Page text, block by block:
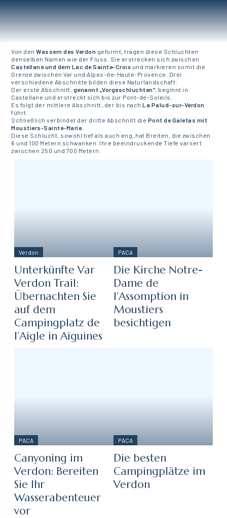
Von den Wassern des Verdon geformt, tragen diese Schluchten
denselben Namen wie der Fluss. Sie erstrecken sich zwischen
Castellane und dem Lac de Sainte-Croix und markieren somit die
Grenze zwischen Var und Alpes-de-Haute-Provence. Drei
verschiedene Abschnitte bilden diese Naturlandschaft:
Der erste Abschnitt, genannt „Vorgeschluchten“, beginnt in
Castellane und erstreckt sich bis zur Pont-de-Soleils.
Es folgt der mittlere Abschnitt, der bis nach La Palud-sur-Verdon
führt.
Schließlich verbindet der dritte Abschnitt die Pont de Galetas mit
Moustiers-Sainte-Marie.
Diese Schlucht, sowohl tief als auch eng, hat Breiten, die zwischen
6 und 100 Metern schwanken. Ihre beeindruckende Tiefe variiert
zwischen 250 und 700 Metern.
Verdon
Unterkünfte Var
Verdon Trail:
Übernachten Sie
auf dem
Campingplatz de
l’Aigle in Aiguines
PACA
Die Kirche Notre-
Dame de
l’Assomption in
Moustiers
besichtigen
PACA
Canyoning im
Verdon: Bereiten
Sie Ihr
Wasserabenteuer
vor
PACA
Die besten
Campingplätze im
Verdon